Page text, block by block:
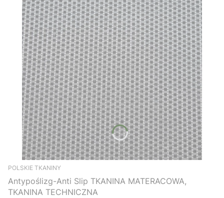
POLSKIE TKANINY
Antypoślizg-Anti Slip TKANINA MATERACOWA,
TKANINA TECHNICZNA